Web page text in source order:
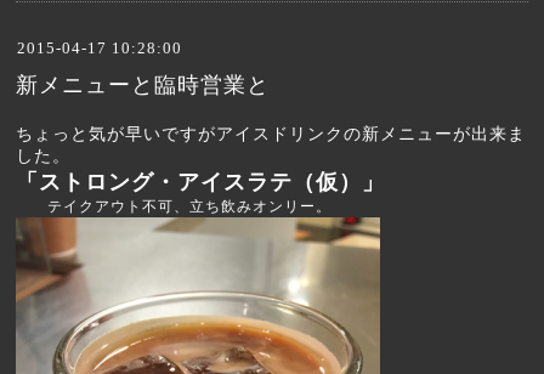
2015-04-17 10:28:00
新メニューと臨時営業と
ちょっと気が早いですがアイスドリンクの新メニューが出来ま
した。
「ストロング・アイスラテ（仮）」
テイクアウト不可、立ち飲みオンリー。